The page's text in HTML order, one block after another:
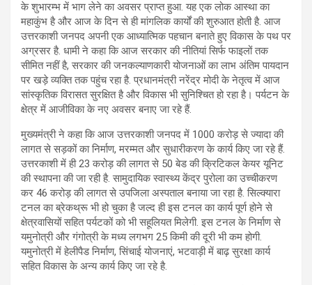
के शुभारम्भ में भाग लेने का अवसर प्राप्त हुआ. यह एक लोक आस्था का
महाकुंभ है और आज के दिन से ही मांगलिक कार्यों की शुरुआत होती है. आज
उत्तरकाशी जनपद अपनी एक आध्यात्मिक पहचान बनाते हुए विकास के पथ पर
अग्रसर है. धामी ने कहा कि आज सरकार की नीतियां सिर्फ फाइलों तक
सीमित नहीं है, सरकार की जनकल्याणकारी योजनाओं का लाभ अंतिम पायदान
पर खड़े व्यक्ति तक पहुंच रहा है. प्रधानमंत्री नरेंद्र मोदी के नेतृत्व में आज
सांस्कृतिक विरासत सुरक्षित है और विकास भी सुनिश्चित हो रहा है। पर्यटन के
क्षेत्र में आजीविका के नए अवसर बनाए जा रहे हैं.
मुख्यमंत्री ने कहा कि आज उत्तरकाशी जनपद में 1000 करोड़ से ज्यादा की
लागत से सड़कों का निर्माण, मरम्मत और सुधारीकरण के कार्य किए जा रहे हैं.
उत्तरकाशी में ही 23 करोड़ की लागत से 50 बेड की क्रिटिकल केयर यूनिट
की स्थापना की जा रही है. सामुदायिक स्वास्थ्य केंद्र पुरोला का उच्चीकरण
कर 46 करोड़ की लागत से उपजिला अस्पताल बनाया जा रहा है. सिल्क्यारा
टनल का ब्रेकथ्रू भी हो चुका है जल्द ही इस टनल का कार्य पूर्ण होने से
क्षेत्रवासियों सहित पर्यटकों को भी सहूलियत मिलेगी. इस टनल के निर्माण से
यमुनोत्री और गंगोत्री के मध्य लगभग 25 किमी की दूरी भी कम होगी.
यमुनोत्री में हेलीपैड निर्माण, सिंचाई योजनाएं, भटवाड़ी में बाढ़ सुरक्षा कार्य
सहित विकास के अन्य कार्य किए जा रहे है.